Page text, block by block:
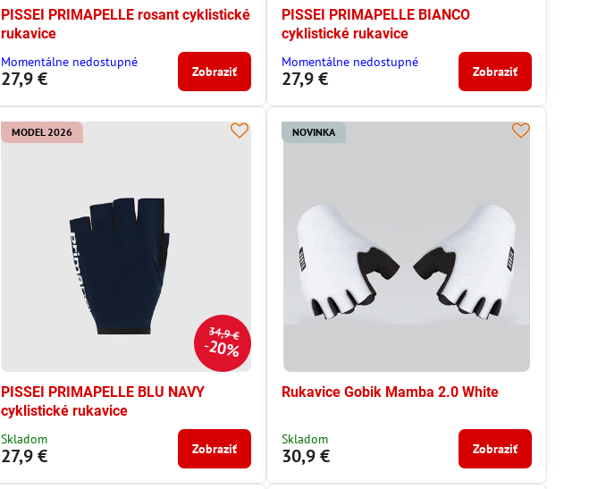
PISSEI PRIMAPELLE rosant cyklistické
rukavice
Momentálne nedostupné
27,9 € Zobraziť
PISSEI PRIMAPELLE BIANCO
cyklistické rukavice
Momentálne nedostupné
27,9 € Zobraziť
34,9 €
20%
MODEL 2026
PISSEI PRIMAPELLE BLU NAVY
cyklistické rukavice
Skladom
27,9 € Zobraziť
NOVINKA
Rukavice Gobik Mamba 2.0 White
Skladom
30,9 € Zobraziť